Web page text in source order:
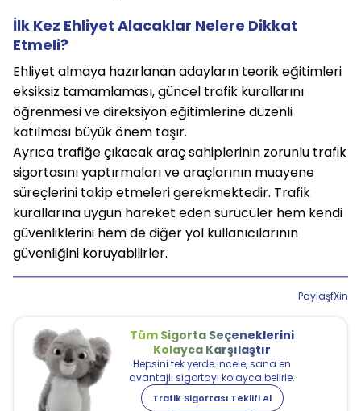
İlk Kez Ehliyet Alacaklar Nelere Dikkat
Etmeli?
Ehliyet almaya hazırlanan adayların teorik eğitimleri
eksiksiz tamamlaması, güncel trafik kurallarını
öğrenmesi ve direksiyon eğitimlerine düzenli
katılması büyük önem taşır.
Ayrıca trafiğe çıkacak araç sahiplerinin zorunlu trafik
sigortasını yaptırmaları ve araçlarının muayene
süreçlerini takip etmeleri gerekmektedir. Trafik
kurallarına uygun hareket eden sürücüler hem kendi
güvenliklerini hem de diğer yol kullanıcılarının
güvenliğini koruyabilirler.
PaylaşfXin
Tüm Sigorta Seçeneklerini
Kolayca Karşılaştır
Hepsini tek yerde incele, sana en
avantajlı sigortayı kolayca belirle.
Trafik Sigortası Teklifi Al